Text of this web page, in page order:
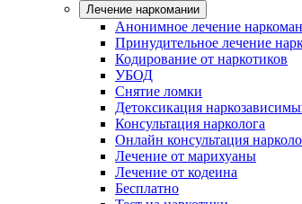
Лечение наркомании
Анонимное лечение
Принудительное лечение
Кодирование от наркотиков
УБОД
Снятие ломки
Детоксикация
Консультация нарколога
Онлайн консультация
Лечение от марихуаны
Лечение от кодеина
Бесплатно